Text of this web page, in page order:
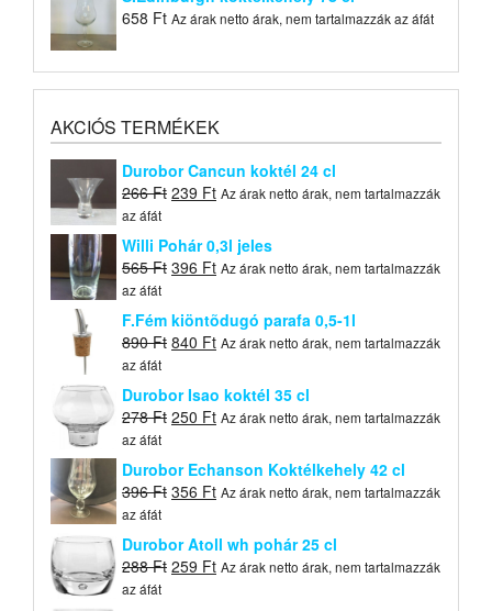
658 Ft Az árak netto árak, nem tartalmazzák az áfát
AKCIÓS TERMÉKEK
Durobor Cancun koktél 24 cl
266Ft Original
was:
266 Ft.
239 FtCurrent
is:
239 Ft.
Az árak netto árak, nem tartalmazzák
az áfát
Willi Pohár 0,3l jeles
565Ft Original
was:
565 Ft.
396 FtCurrent
is:
396 Ft.
Az árak netto árak, nem tartalmazzák
az áfát
F.Fém kiöntõdugó parafa 0,5-1l
890Ft Original
was:
890 Ft.
840 FtCurrent
is:
840 Ft.
Az árak netto árak, nem tartalmazzák
az áfát
Durobor Isao koktél 35 cl
278Ft Original
was:
278 Ft.
250 FtCurrent
250 Ft.
Az árak netto árak, nem tartalmazzák
az áfát
Durobor Echanson Koktélkehely 42 cl
396Ft Original
was:
396 Ft.
356 FtCurrent
is:
356 Ft.
Az árak netto árak, nem tartalmazzák
az áfát
Durobor Atoll wh pohár 25 cl
288Ft Original
259 FtCurrent
Az árak netto árak, nem tartalmazzák
az áfát